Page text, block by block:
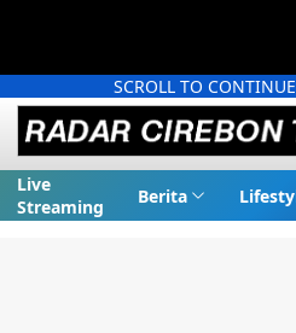
SCROLL TO
Live
Streaming
Berita